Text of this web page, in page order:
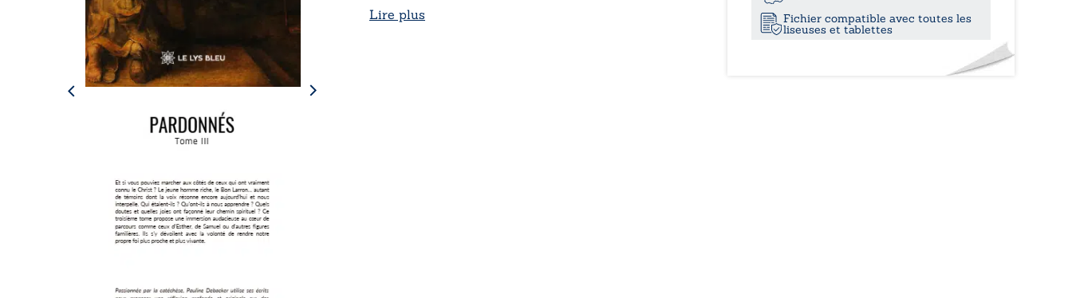
Lire plus
Fichier compatible avec toutes les
liseuses et tablettes